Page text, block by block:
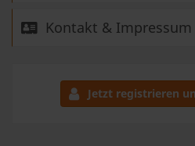
Kontakt & Impressum
Jetzt registrieren